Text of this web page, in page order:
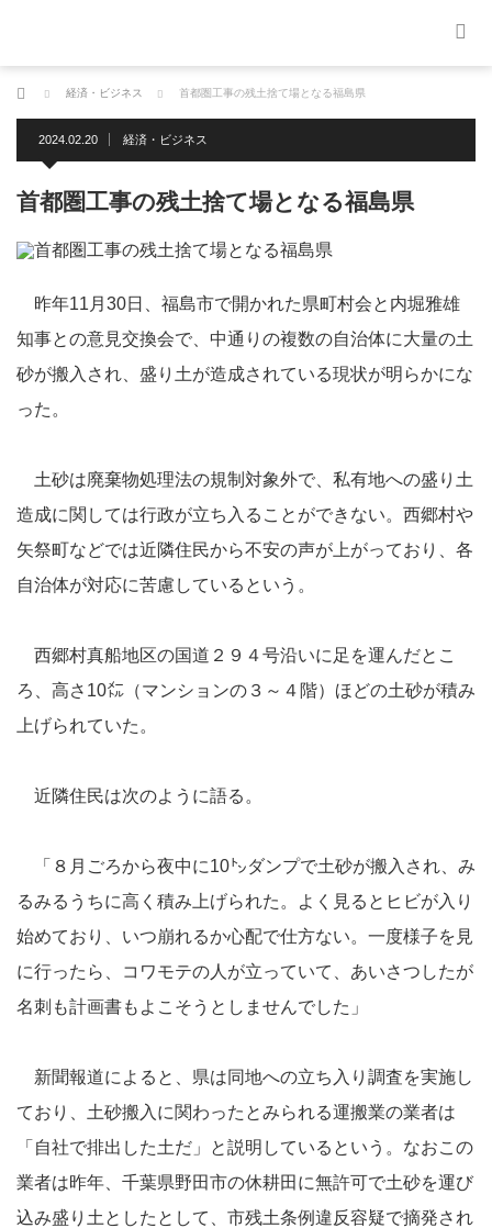
ホーム 経済・ビジネス 首都圏工事の残土捨て場となる福島県
2024.02.20 経済・ビジネス
首都圏工事の残土捨て場となる福島県
昨年11月30日、福島市で開かれた県町村会と内堀雅雄
知事との意見交換会で、中通りの複数の自治体に大量の土
砂が搬入され、盛り土が造成されている現状が明らかにな
った。
土砂は廃棄物処理法の規制対象外で、私有地への盛り土
造成に関しては行政が立ち入ることができない。西郷村や
矢祭町などでは近隣住民から不安の声が上がっており、各
自治体が対応に苦慮しているという。
西郷村真船地区の国道２９４号沿いに足を運んだとこ
ろ、高さ10㍍（マンションの３～４階）ほどの土砂が積み
上げられていた。
近隣住民は次のように語る。
「８月ごろから夜中に10㌧ダンプで土砂が搬入され、み
るみるうちに高く積み上げられた。よく見るとヒビが入り
始めており、いつ崩れるか心配で仕方ない。一度様子を見
に行ったら、コワモテの人が立っていて、あいさつしたが
名刺も計画書もよこそうとしませんでした」
新聞報道によると、県は同地への立ち入り調査を実施し
ており、土砂搬入に関わったとみられる運搬業の業者は
「自社で排出した土だ」と説明しているという。なおこの
業者は昨年、千葉県野田市の休耕田に無許可で土砂を運び
込み盛り土としたとして、市残土条例違反容疑で摘発され